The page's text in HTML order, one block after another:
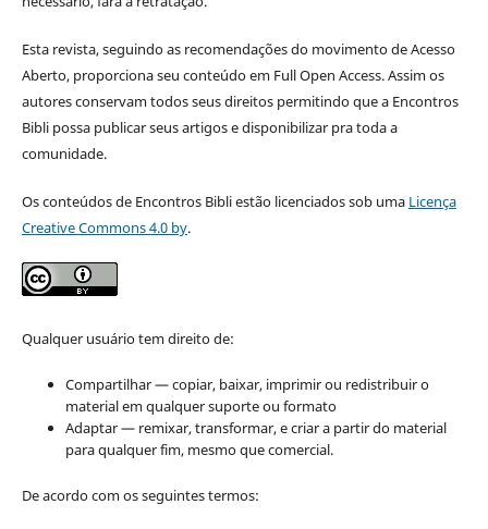
Esta revista, seguindo as recomendações do movimento de Acesso
Aberto, proporciona seu conteúdo em Full Open Access. Assim os
autores conservam todos seus direitos permitindo que a Encontros
Bibli possa publicar seus artigos e disponibilizar pra toda a
comunidade.
Os conteúdos de Encontros Bibli estão licenciados sob uma Licença
Creative Commons 4.0 by.
Qualquer usuário tem direito de:
Compartilhar — copiar, baixar, imprimir ou redistribuir o
material em qualquer suporte ou formato
Adaptar — remixar, transformar, e criar a partir do material
para qualquer fim, mesmo que comercial.
De acordo com os seguintes termos: